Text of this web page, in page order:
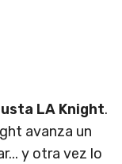
LA Knight.
avanza un
y otra vez lo